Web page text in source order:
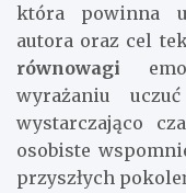
która powinna
autora oraz cel
równowagi
wyrażaniu
wystarczająco
osobiste
przyszłych